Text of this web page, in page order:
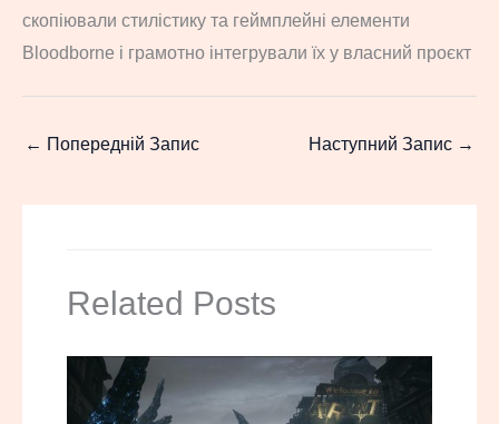
скопіювали стилістику та геймплейні елементи
Bloodborne і грамотно інтегрували їх у власний проєкт
← Попередній Запис Наступний Запис →
Related Posts